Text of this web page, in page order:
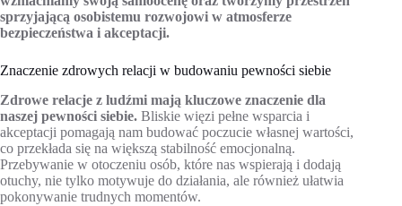
sprzyjającą osobistemu rozwojowi w atmosferze
bezpieczeństwa i akceptacji.
Znaczenie zdrowych relacji w budowaniu pewności siebie
Zdrowe relacje z ludźmi mają kluczowe znaczenie dla
naszej pewności siebie. Bliskie więzi pełne wsparcia i
akceptacji pomagają nam budować poczucie własnej wartości,
co przekłada się na większą stabilność emocjonalną.
Przebywanie w otoczeniu osób, które nas wspierają i dodają
otuchy, nie tylko motywuje do działania, ale również ułatwia
pokonywanie trudnych momentów.